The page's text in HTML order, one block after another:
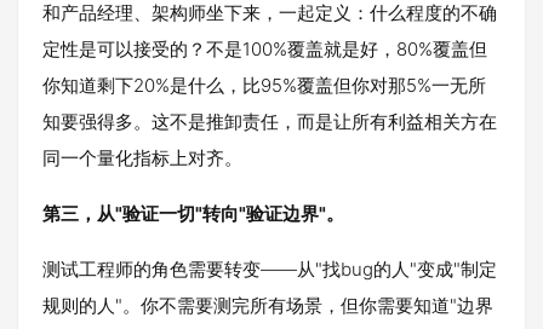
和产品经理、架构师坐下来，一起定义：什么程度的不确
定性是可以接受的？不是100%覆盖就是好，80%覆盖但
你知道剩下20%是什么，比95%覆盖但你对那5%一无所
知要强得多。这不是推卸责任，而是让所有利益相关方在
同一个量化指标上对齐。
第三，从"验证一切"转向"验证边界"。
测试工程师的角色需要转变——从"找bug的人"变成"制定
规则的人"。你不需要测完所有场景，但你需要知道"边界